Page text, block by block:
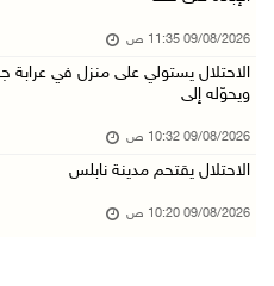
وفاة شابة متأثرة بإصابتها جراء
اعتقال مواطنين من بلدة سنجل
09/08/2026 11:35 ص
الاحتلال يستولي على منزل في عرابة
ويحوّله إلى
09/08/2026 10:32 ص
الاحتلال يقتحم مدينة نابلس
09/08/2026 10:20 ص